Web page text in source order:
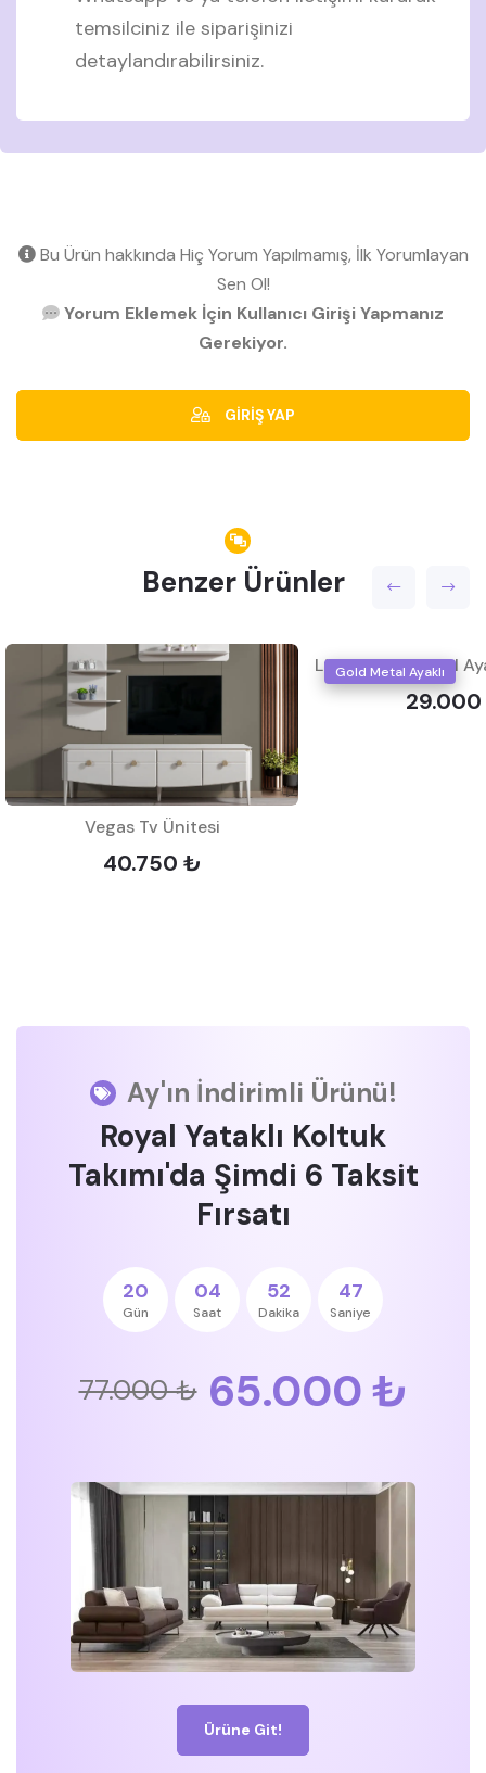
temsilciniz ile siparişinizi
detaylandırabilirsiniz.
Bu Ürün hakkında Hiç Yorum Yapılmamış, İlk Yorumlayan
Sen Ol!
Yorum Eklemek İçin Kullanıcı Girişi Yapmanız
Gerekiyor.
GİRİŞ YAP
Benzer Ürünler
Vegas Tv Ünitesi
40.750 ₺
Gold Metal Ayaklı
Ay'ın İndirimli Ürünü!
Royal Yataklı Koltuk
Takımı'da Şimdi 6 Taksit
Fırsatı
20
Gün
04
Saat
52
Dakika
46
Saniye
77.000 ₺ 65.000 ₺
Ürüne Git!